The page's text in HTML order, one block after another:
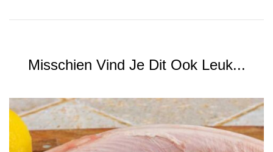
Misschien Vind Je Dit Ook Leuk...